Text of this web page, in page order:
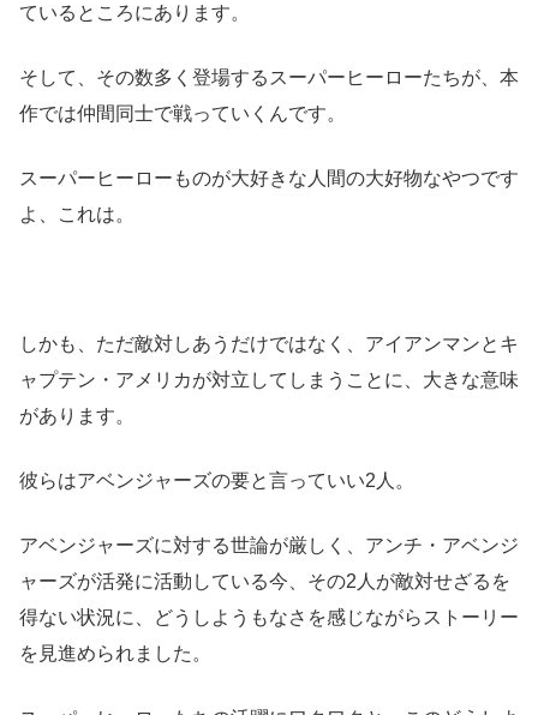
ているところにあります。
そして、その数多く登場するスーパーヒーローたちが、本
作では仲間同士で戦っていくんです。
スーパーヒーローものが大好きな人間の大好物なやつです
よ、これは。
しかも、ただ敵対しあうだけではなく、アイアンマンとキ
ャプテン・アメリカが対立してしまうことに、大きな意味
があります。
彼らはアベンジャーズの要と言っていい2人。
アベンジャーズに対する世論が厳しく、アンチ・アベンジ
ャーズが活発に活動している今、その2人が敵対せざるを
得ない状況に、どうしようもなさを感じながらストーリー
を見進められました。